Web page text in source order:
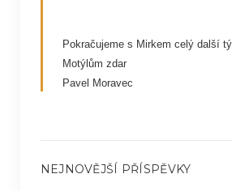
Pokračujeme s Mirkem celý další
Motýlům zdar
Pavel Moravec
NEJNOVĚJŠÍ PŘÍSPĚVKY